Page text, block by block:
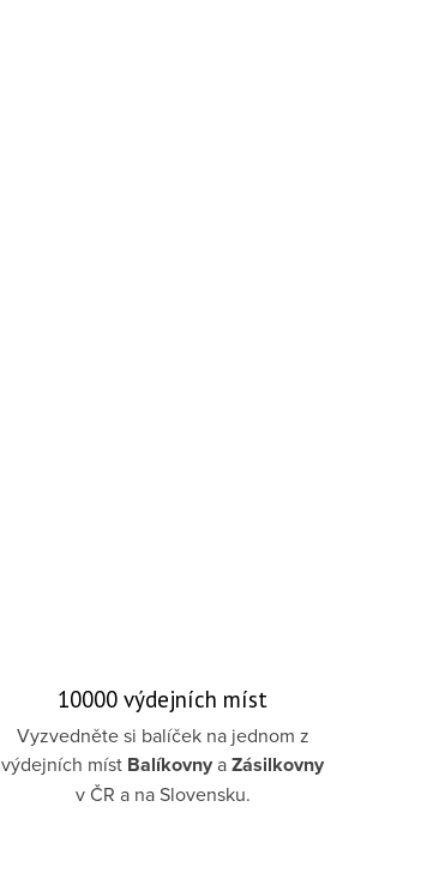
10000 výdejních míst
Vyzvedněte si balíček na jednom z
výdejních míst BalíkovnyaZásilkovny
v ČR a na Slovensku.